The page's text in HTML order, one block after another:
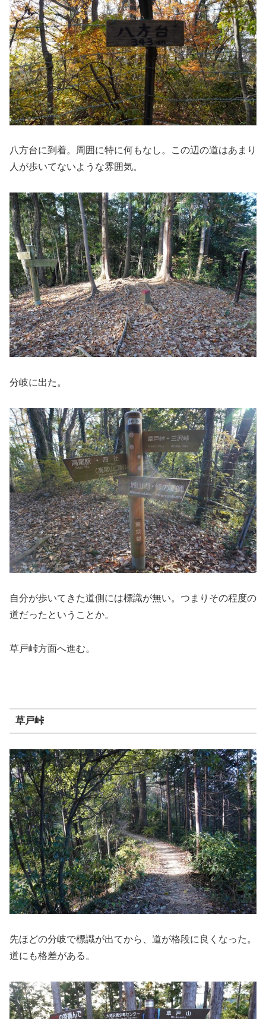
八方台に到着。周囲に特に何もなし。この辺の道はあまり
人が歩いてないような雰囲気。
分岐に出た。
自分が歩いてきた道側には標識が無い。つまりその程度の
道だったということか。
草戸峠方面へ進む。
草戸峠
先ほどの分岐で標識が出てから、道が格段に良くなった。
道にも格差がある。